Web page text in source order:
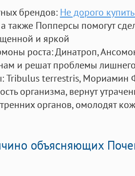
брендов: Не дорого
также Попперсы помогут
и яркой
роста: Динатроп,
и решат проблемы
Tribulus terrestris, Мориамин
организма, вернут
органов, омолодят
объясняющих